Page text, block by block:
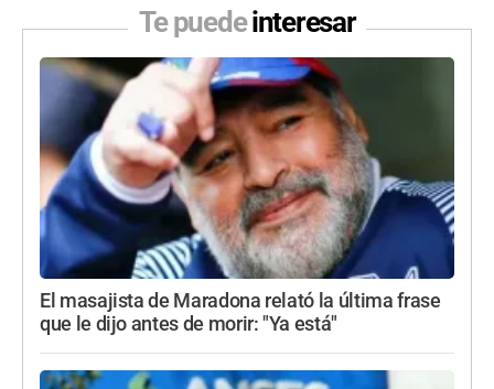
Te puedeinteresar
El masajista de Maradona relató la última frase
que le dijo antes de morir: "Ya está"